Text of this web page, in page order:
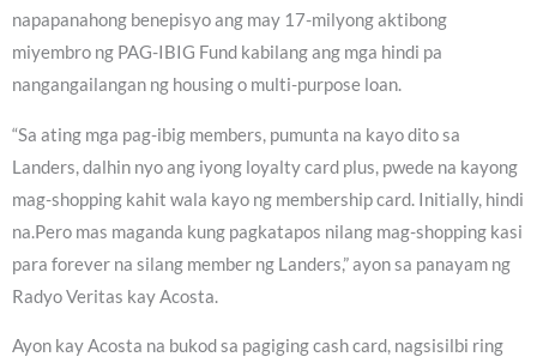
napapanahong benepisyo ang may 17-milyong aktibong
miyembro ng PAG-IBIG Fund kabilang ang mga hindi pa
nangangailangan ng housing o multi-purpose loan.
“Sa ating mga pag-ibig members, pumunta na kayo dito sa
Landers, dalhin nyo ang iyong loyalty card plus, pwede na kayong
mag-shopping kahit wala kayo ng membership card. Initially, hindi
na.Pero mas maganda kung pagkatapos nilang mag-shopping kasi
para forever na silang member ng Landers,” ayon sa panayam ng
Radyo Veritas kay Acosta.
Ayon kay Acosta na bukod sa pagiging cash card, nagsisilbi ring